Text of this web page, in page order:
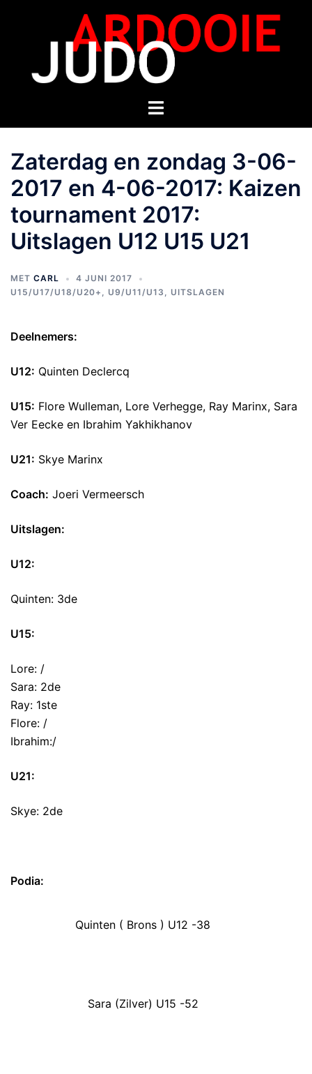
Zaterdag en zondag 3-06-
2017 en 4-06-2017: Kaizen
tournament 2017:
Uitslagen U12 U15 U21
MET CARL
4 JUNI 2017
U15/U17/U18/U20+ , U9/U11/U13 , UITSLAGEN
Deelnemers:
U12: Quinten Declercq
U15: Flore Wulleman, Lore Verhegge, Ray Marinx, Sara
Ver Eecke en Ibrahim Yakhikhanov
U21: Skye Marinx
Coach: Joeri Vermeersch
Uitslagen:
U12:
Quinten: 3de
U15:
Lore: /
Sara: 2de
Ray: 1ste
Flore: /
Ibrahim:/
U21:
Skye: 2de
Podia:
Quinten ( Brons ) U12 -38
Sara (Zilver) U15 -52